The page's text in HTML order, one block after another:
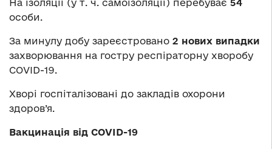
На ізоляції (у т. ч. самоізоляції) перебуває 54
особи.
За минулу добу зареєстровано 2 нових випадки
захворювання на гостру респіраторну хворобу
COVID-19.
Хворі госпіталізовані до закладів охорони
здоров’я.
Вакцинація від COVID-19